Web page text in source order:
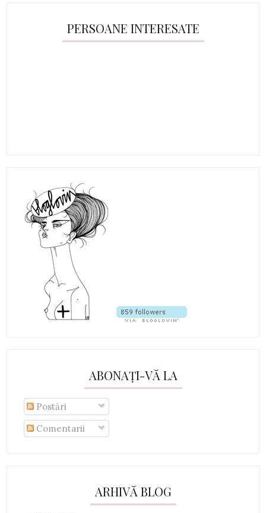
PERSOANE INTERESATE
ABONAȚI-VĂ LA
Postări
Comentarii
ARHIVĂ BLOG